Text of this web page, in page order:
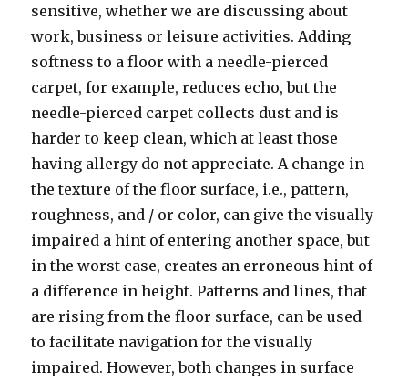
sensitive, whether we are discussing about
work, business or leisure activities. Adding
softness to a floor with a needle-pierced
carpet, for example, reduces echo, but the
needle-pierced carpet collects dust and is
harder to keep clean, which at least those
having allergy do not appreciate. A change in
the texture of the floor surface, i.e., pattern,
roughness, and / or color, can give the visually
impaired a hint of entering another space, but
in the worst case, creates an erroneous hint of
a difference in height. Patterns and lines, that
are rising from the floor surface, can be used
to facilitate navigation for the visually
impaired. However, both changes in surface